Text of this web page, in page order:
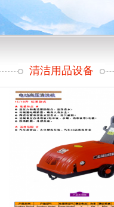
清洁用品设备